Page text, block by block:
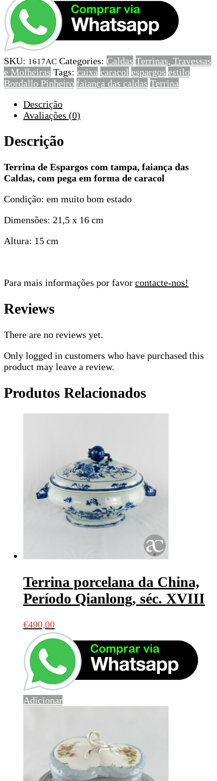
Terrina
de
Espargos
com
tampa,
faiança
das
Caldas,
pega
em
de
SKU: 1617AC Categories: Caldas Terrinas, Travessas
e Molheiras Tags: caixa caracol espargos estilo
Bordallo Pinheiro faiança das caldas Terrina
Descrição
Avaliações (0)
Descrição
Terrina de Espargos com tampa, faiança das
Caldas, com pega em forma de caracol
Condição: em muito bom estado
Dimensões: 21,5 x 16 cm
Altura: 15 cm
Para mais informações por favor contacte-nos!
Reviews
There are no reviews yet.
Only logged in customers who have purchased this
product may leave a review.
Produtos Relacionados
Terrina porcelana da China,
Período Qianlong, séc. XVIII
€490,00
Adicionar